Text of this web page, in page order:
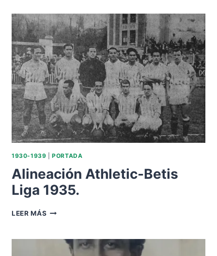
LAS
ESPADAS
EN
ALTO.
1950
1930-1939 |PORTADA
Alineación Athletic-Betis
Liga 1935.
LEER MÁS ALINEACIÓN
LIGA